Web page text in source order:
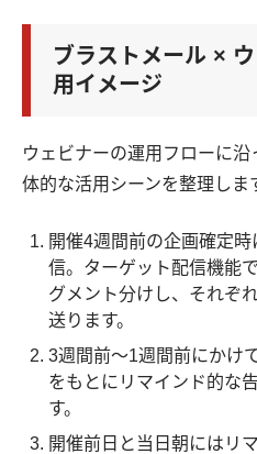
ブラストメール ×
用イメージ
ウェビナーの運用フローに
体的な活用シーンを整理しま
開催4週間前の企画確定
信。ターゲット配信機能
グメント分けし、それぞ
送ります。
3週間前〜1週間前にかけ
をもとにリマインド的な
す。
開催前日と当日朝にはリ